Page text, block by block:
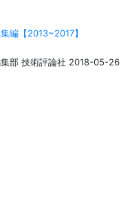
編【2013~2017】
部 技術評論社 2018-05-26